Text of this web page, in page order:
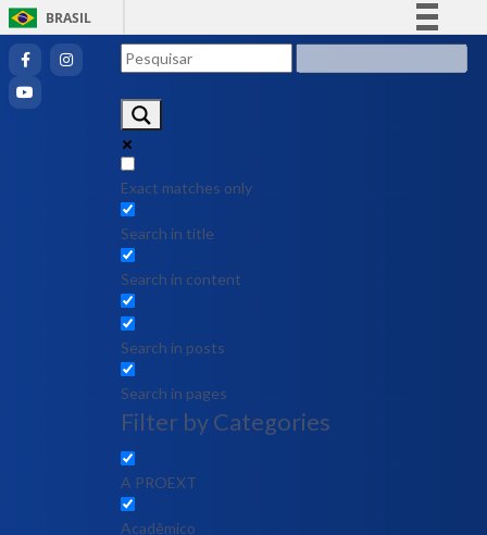
BRASIL
Exact matches only
Search in title
Search in content
Search in posts
Search in pages
Filter by Categories
A PROEXT
Acadêmico